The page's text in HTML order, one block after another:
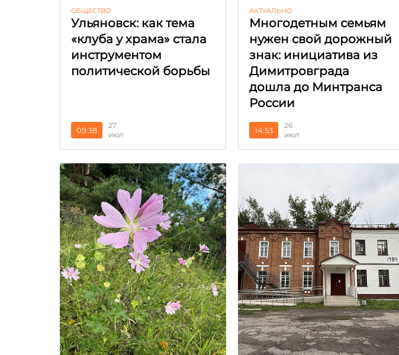
ОБЩЕСТВО
Ульяновск: как тема
«клуба у храма» стала
инструментом
политической борьбы
09:38
27
июл
АКТУАЛЬНО
Многодетным семьям
нужен свой дорожный
знак: инициатива из
Димитровграда
дошла до Минтранса
России
14:53
26
июл